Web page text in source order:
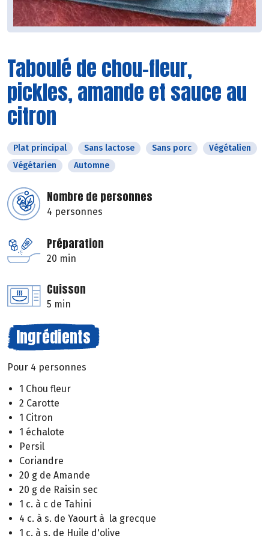
Taboulé de chou-fleur,
pickles, amande et sauce au
citron
Plat principal Sans lactose Sans porc
Végétalien
Végétarien
Automne
Nombre de personnes
4 personnes
Préparation
20 min
Cuisson
5 min
Ingrédients
Pour 4 personnes
1 Chou fleur
2 Carotte
1 Citron
1 échalote
Persil
Coriandre
20 g de Amande
20 g de Raisin sec
1 c. à c de Tahini
4 c. à s. de Yaourt à la grecque
1 c. à s. de Huile d'olive